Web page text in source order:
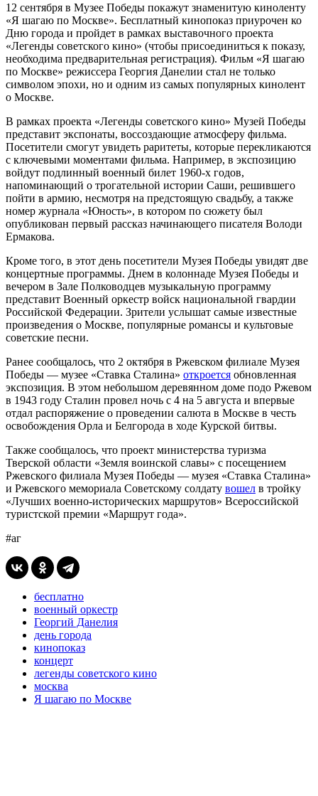
12 сентября в Музее Победы покажут знаменитую киноленту
«Я шагаю по Москве». Бесплатный кинопоказ приурочен ко
Дню города и пройдет в рамках выставочного проекта
«Легенды советского кино» (чтобы присоединиться к показу,
необходима предварительная регистрация). Фильм «Я шагаю
по Москве» режиссера Георгия Данелии стал не только
символом эпохи, но и одним из самых популярных кинолент
о Москве.
В рамках проекта «Легенды советского кино» Музей Победы
представит экспонаты, воссоздающие атмосферу фильма.
Посетители смогут увидеть раритеты, которые перекликаются
с ключевыми моментами фильма. Например, в экспозицию
войдут подлинный военный билет 1960-х годов,
напоминающий о трогательной истории Саши, решившего
пойти в армию, несмотря на предстоящую свадьбу, а также
номер журнала «Юность», в котором по сюжету был
опубликован первый рассказ начинающего писателя Володи
Ермакова.
Кроме того, в этот день посетители Музея Победы увидят две
концертные программы. Днем в колоннаде Музея Победы и
вечером в Зале Полководцев музыкальную программу
представит Военный оркестр войск национальной гвардии
Российской Федерации. Зрители услышат самые известные
произведения о Москве, популярные романсы и культовые
советские песни.
Ранее сообщалось, что 2 октября в Ржевском филиале Музея
Победы — музее «Ставка Сталина» откроется обновленная
экспозиция. В этом небольшом деревянном доме подо Ржевом
в 1943 году Сталин провел ночь с 4 на 5 августа и впервые
отдал распоряжение о проведении салюта в Москве в честь
освобождения Орла и Белгорода в ходе Курской битвы.
Также сообщалось, что проект министерства туризма
Тверской области «Земля воинской славы» с посещением
Ржевского филиала Музея Победы — музея «Ставка Сталина»
и Ржевского мемориала Советскому солдату вошел в тройку
«Лучших военно-исторических маршрутов» Всероссийской
туристской премии «Маршрут года».
#аг
бесплатно
военный оркестр
Георгий Данелия
день города
кинопоказ
концерт
легенды советского кино
москва
Я шагаю по Москве